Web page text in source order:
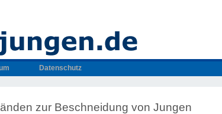
Datenschutz
zur Beschneidung von Jungen